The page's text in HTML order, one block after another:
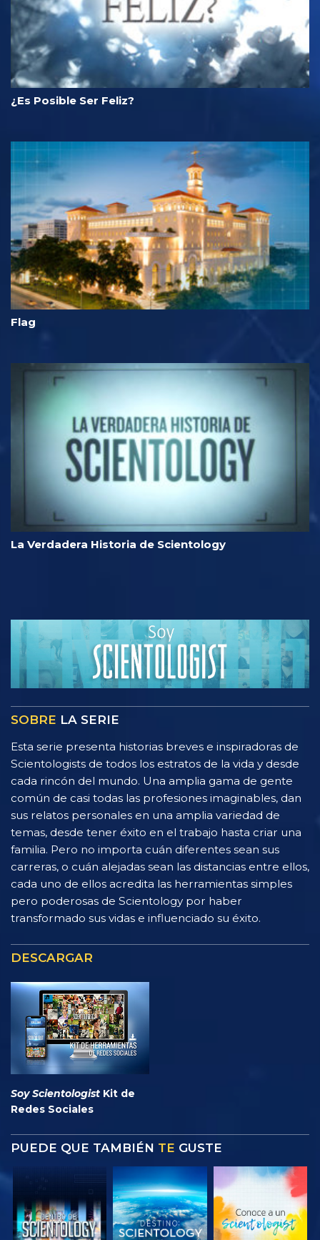
¿Es Posible Ser Feliz?
Flag
La Verdadera Historia de Scientology
SOBRE LA SERIE
Esta serie presenta historias breves e inspiradoras de
Scientologists de todos los estratos de la vida y desde
cada rincón del mundo. Una amplia gama de gente
común de casi todas las profesiones imaginables, dan
sus relatos personales en una amplia variedad de
temas, desde tener éxito en el trabajo hasta criar una
familia. Pero no importa cuán diferentes sean sus
carreras, o cuán alejadas sean las distancias entre ellos,
cada uno de ellos acredita las herramientas simples
pero poderosas de Scientology por haber
transformado sus vidas e influenciado su éxito.
DESCARGAR
Soy Scientologist Kit de
Redes Sociales
PUEDE QUE TAMBIÉN TE GUSTE